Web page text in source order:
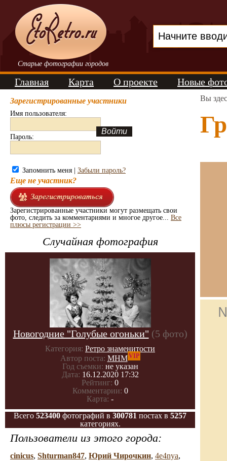
Старые фотографии городов
Главная Карта О проекте Новые
Зарегистрированные участники
Имя пользователя:
Пароль:
Запомнить меня | Забыли пароль?
Еще не участник?
Зарегистрированные участники могут размещать свои
фото, следить за комментариями и многое другое... Все
плюсы регистрации >>
Случайная фотография
Новогодние "Голубые огоньки" (5 фото)
Категория: Ретро знаменитости
Автор поста: МНМVIP
Год съемки: не указан
Дата: 16.12.2020 17:32
Рейтинг: 0
Комментарии: 0
Карта: -
Всего 523400 фотографий в 300781 постах в 5257
категориях.
Пользователи из этого города:
cinicus, Shturman847, Юрий Чирочкин, 4e4nya,
Вы